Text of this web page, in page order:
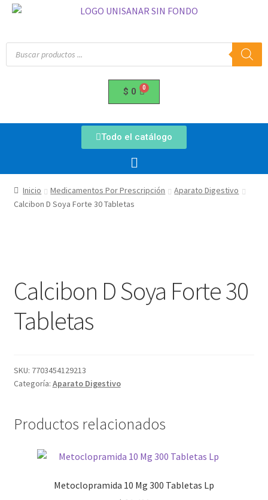
$ 0
Todo el catálogo
Inicio Medicamentos Por Prescripción
Aparato Digestivo
Calcibon D Soya Forte 30 Tabletas
Calcibon D Soya Forte 30
Tabletas
SKU: 7703454129213
Categoría: Aparato Digestivo
Productos relacionados
Metoclopramida 10 Mg 300 Tabletas Lp